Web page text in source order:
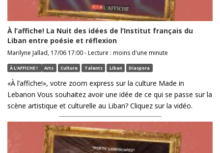
À l’affiche! La Nuit des idées de l’Institut français du
Liban entre poésie et réflexion
Marilyne Jallad, 17/06 17:00 - Lecture : moins d'une minute
À L’AFFICHE ! Arts Culture Talents Liban Diaspora
«À l’affiche!», votre zoom express sur la culture Made in
Lebanon Vous souhaitez avoir une idée de ce qui se passe sur la
scène artistique et culturelle au Liban? Cliquez sur la vidéo.